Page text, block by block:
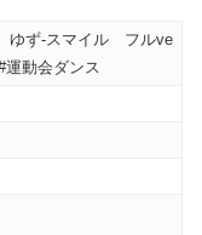
ゆず-スマイル フルve
運動会ダンス